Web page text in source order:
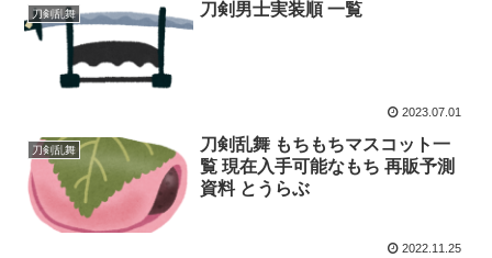
刀剣乱舞 刀剣男士実装順 一覧
2023.07.01
刀剣乱舞
刀剣乱舞 もちもちマスコット一
覧 現在入手可能なもち 再販予測
資料 とうらぶ
2022.11.25